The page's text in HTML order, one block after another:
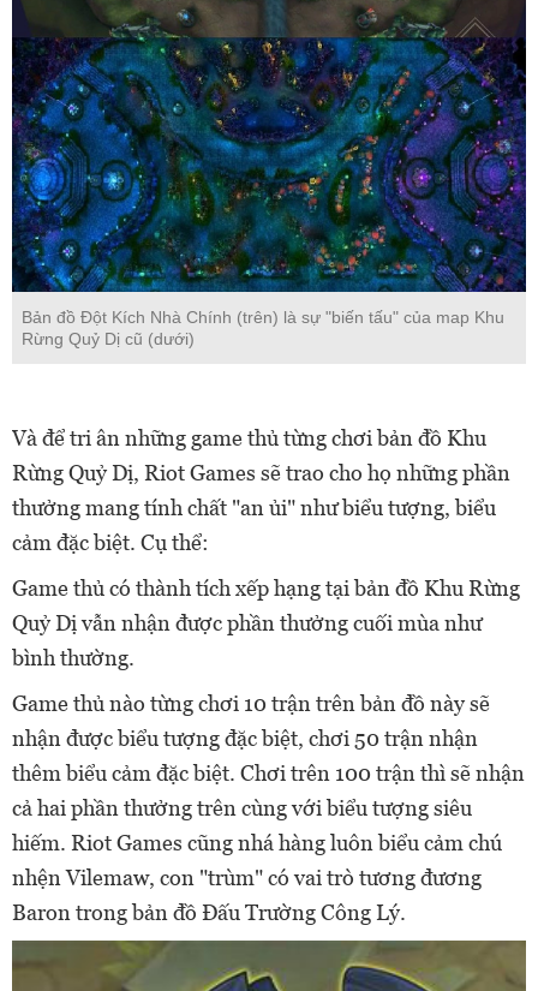
Bản đồ Đột Kích Nhà Chính (trên) là sự "biến tấu" của map Khu
Rừng Quỷ Dị cũ (dưới)
Và để tri ân những game thủ từng chơi bản đồ Khu
Rừng Quỷ Dị, Riot Games sẽ trao cho họ những phần
thưởng mang tính chất "an ủi" như biểu tượng, biểu
cảm đặc biệt. Cụ thể:
Game thủ có thành tích xếp hạng tại bản đồ Khu Rừng
Quỷ Dị vẫn nhận được phần thưởng cuối mùa như
bình thường.
Game thủ nào từng chơi 10 trận trên bản đồ này sẽ
nhận được biểu tượng đặc biệt, chơi 50 trận nhận
thêm biểu cảm đặc biệt. Chơi trên 100 trận thì sẽ nhận
cả hai phần thưởng trên cùng với biểu tượng siêu
hiếm. Riot Games cũng nhá hàng luôn biểu cảm chú
nhện Vilemaw, con "trùm" có vai trò tương đương
Baron trong bản đồ Đấu Trường Công Lý.